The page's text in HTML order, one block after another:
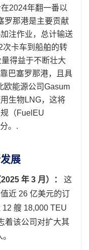
2024年翻一番以
罗那港是主要贡献
注作业，总计输送
次卡车到船舶的转
得益于不断壮大
巴塞罗那港，且具
欧能源公司Gasum
生物LNG，这将
（FuelEU
。.
展
年 3 月）：
这
近 26 亿美元的订
艘 18,000 TEU
着该公司对扩大其